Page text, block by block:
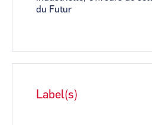
du Futur
Label(s)